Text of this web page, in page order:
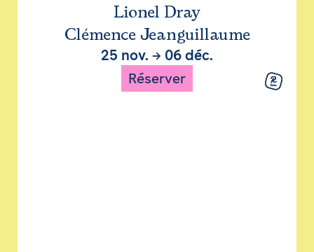
Lionel Dray
Clémence Jeanguillaume
25 nov. → 06 déc.
Réserver